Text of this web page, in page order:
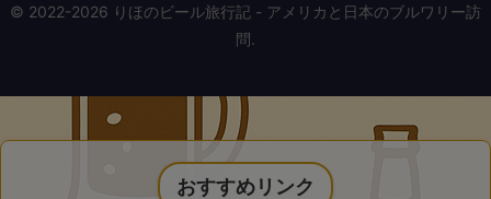
© 2022-2026 りほのビール旅行記 - アメリカと日本のブルワリー訪
問.
おすすめリンク